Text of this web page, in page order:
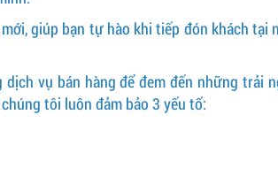
giúp bạn tự hào khi tiếp đón khách tại
vụ bán hàng để đem đến những trải
tôi luôn đảm bảo 3 yếu tố: